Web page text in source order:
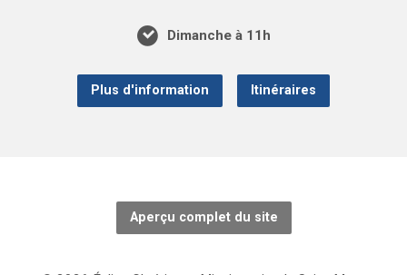
Dimanche à 11h
Plus d'information Itinéraires
Aperçu complet du site